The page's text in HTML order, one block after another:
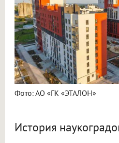
Фото: АО «ГК «ЭТАЛОН»
История